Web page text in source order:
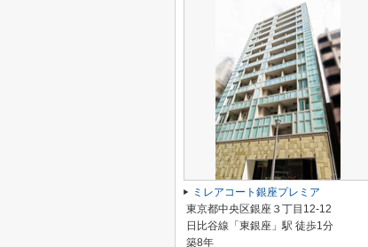
ミレアコート銀座プレミア
東京都中央区銀座３丁目12-12
日比谷線「東銀座」駅 徒歩1分
築8年